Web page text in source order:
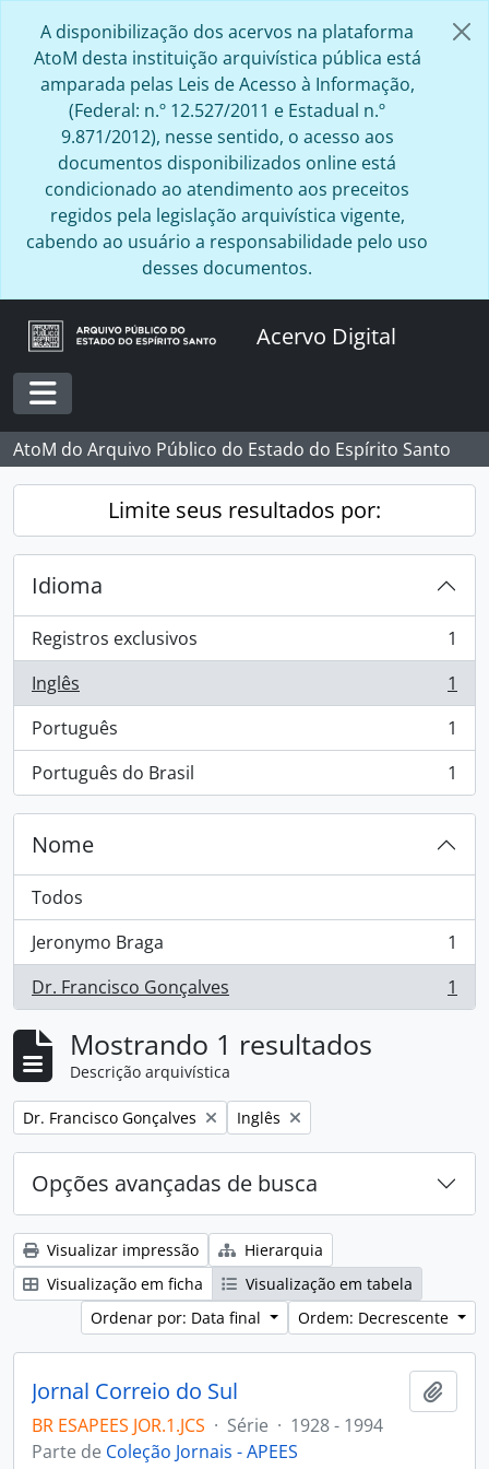
A disponibilização dos acervos na plataforma
AtoM desta instituição arquivística pública está
amparada pelas Leis de Acesso à Informação,
(Federal: n.º 12.527/2011 e Estadual n.º
9.871/2012), nesse sentido, o acesso aos
documentos disponibilizados online está
condicionado ao atendimento aos preceitos
regidos pela legislação arquivística vigente,
cabendo ao usuário a responsabilidade pelo uso
desses documentos.
Acervo Digital
Toggle navigation
AtoM do Arquivo Público do Estado do Espírito Santo
Limite seus resultados por:
Idioma
Registros exclusivos
, 1 resultados
1
Inglês
, 1 resultados
1
Português
, 1 resultados
1
Português do Brasil
, 1 resultados 1
Nome
Todos
Jeronymo Braga
, 1 resultados
1
Dr. Francisco Gonçalves
, 1 resultados 1
Mostrando 1 resultados
Descrição arquivística
Remover filtro:
Dr. Francisco Gonçalves Remover filtro:
Inglês
Opções avançadas de busca
Visualizar impressão
Hierarquia
Visualização em ficha
Visualização em tabela
Ordenar por: Data final
Ordem: Decrescente
Jornal Correio do Sul
BR ESAPEES JOR.1.JCS · Série · 1928 - 1994
Parte de Coleção Jornais - APEES